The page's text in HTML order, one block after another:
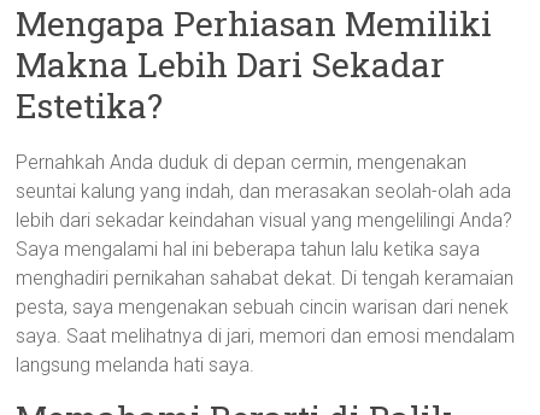
Mengapa Perhiasan Memiliki
Makna Lebih Dari Sekadar
Estetika?
Pernahkah Anda duduk di depan cermin, mengenakan
seuntai kalung yang indah, dan merasakan seolah-olah ada
lebih dari sekadar keindahan visual yang mengelilingi Anda?
Saya mengalami hal ini beberapa tahun lalu ketika saya
menghadiri pernikahan sahabat dekat. Di tengah keramaian
pesta, saya mengenakan sebuah cincin warisan dari nenek
saya. Saat melihatnya di jari, memori dan emosi mendalam
langsung melanda hati saya.